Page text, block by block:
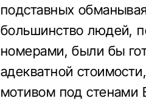
подставных
большинство людей,
номерами, были бы
адекватной
мотивом под стенами